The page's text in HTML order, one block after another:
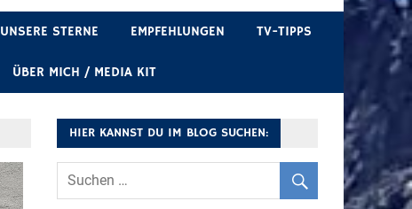
UNSERE STERNE EMPFEHLUNGEN TV-TIPPS
ÜBER MICH / MEDIA KIT
HIER KANNST DU IM BLOG SUCHEN: